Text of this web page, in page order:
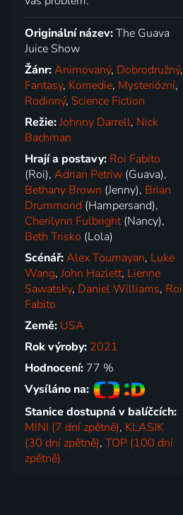
Originální název:The Guava
Juice Show
Žánr:Animovaný, Dobrodružný,
Fantasy, Komedie, Mysteriózní,
Rodinný, Science Fiction
Režie:Johnny Darrell, Nick
Bachman
Hrají a postavy: Roi Fabito
(Roi),Adrian Petriw (Guava),
Bethany Brown (Jenny), Brian
Drummond (Hampersand),
Cherilynn Fulbright(Nancy),
Beth Trisko (Lola)
Scénář:Alex Toumayan, Luke
Wang,John Hazlett, Lienne
Sawatsky, Daniel Williams, Roi
Fabito
Země: USA
Rok výroby: 2021
Hodnocení: 77 %
Vysíláno na:
Stanice dostupná v balíčcích:
MINI (7 dní zpětně), KLASIK
(30 dní zpětně),TOP (100 dní
zpětně)